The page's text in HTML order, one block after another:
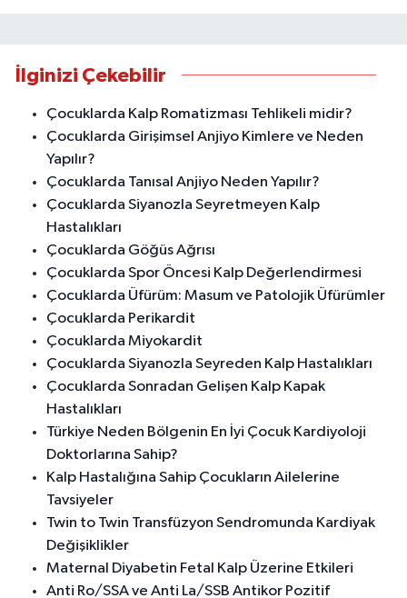
İlginizi Çekebilir
Çocuklarda Kalp Romatizması Tehlikeli midir?
Çocuklarda Girişimsel Anjiyo Kimlere ve Neden
Yapılır?
Çocuklarda Tanısal Anjiyo Neden Yapılır?
Çocuklarda Siyanozla Seyretmeyen Kalp
Hastalıkları
Çocuklarda Göğüs Ağrısı
Çocuklarda Spor Öncesi Kalp Değerlendirmesi
Çocuklarda Üfürüm: Masum ve Patolojik Üfürümler
Çocuklarda Perikardit
Çocuklarda Miyokardit
Çocuklarda Siyanozla Seyreden Kalp Hastalıkları
Çocuklarda Sonradan Gelişen Kalp Kapak
Hastalıkları
Türkiye Neden Bölgenin En İyi Çocuk Kardiyoloji
Doktorlarına Sahip?
Kalp Hastalığına Sahip Çocukların Ailelerine
Tavsiyeler
Twin to Twin Transfüzyon Sendromunda Kardiyak
Değişiklikler
Maternal Diyabetin Fetal Kalp Üzerine Etkileri
Anti Ro/SSA ve Anti La/SSB Antikor Pozitif